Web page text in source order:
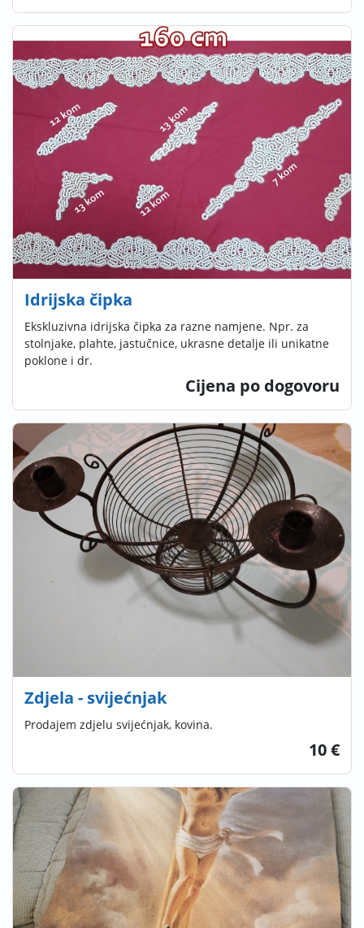
Idrijska čipka
Ekskluzivna idrijska čipka za razne namjene. Npr. za
stolnjake, plahte, jastučnice, ukrasne detalje ili unikatne
poklone i dr.
Cijena po dogovoru
Zdjela - svijećnjak
Prodajem zdjelu svijećnjak, kovina.
10 €